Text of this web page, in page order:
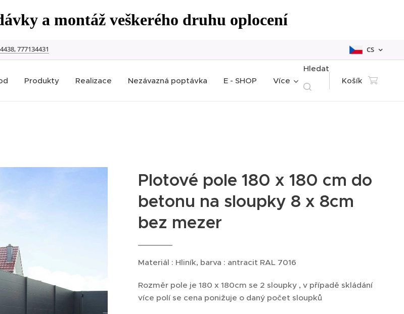
a montáž veškerého druhu oplocení
777134431 CS
Produkty Realizace Nezávazná poptávka E - SHOP Více
Hledat
Košík
Plotové pole 180 x 180 cm do
betonu na sloupky 8 x 8cm
bez mezer
Materiál : Hliník, barva : antracit RAL 7016
Rozměr pole je 180 x 180cm se 2 sloupky , v případě skládání
více polí se cena ponižuje o daný počet sloupků